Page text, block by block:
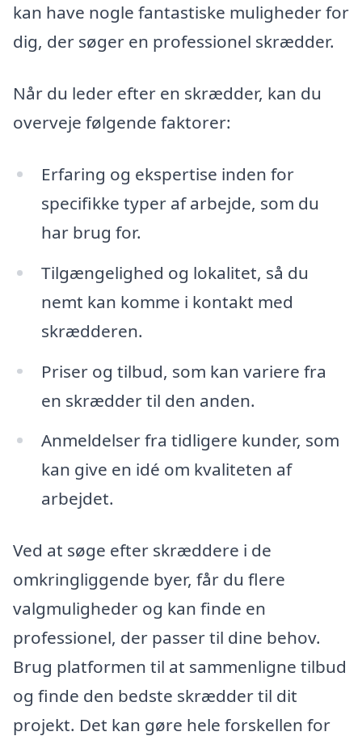
kan have nogle fantastiske muligheder for
dig, der søger en professionel skrædder.
Når du leder efter en skrædder, kan du
overveje følgende faktorer:
Erfaring og ekspertise inden for
specifikke typer af arbejde, som du
har brug for.
Tilgængelighed og lokalitet, så du
nemt kan komme i kontakt med
skrædderen.
Priser og tilbud, som kan variere fra
en skrædder til den anden.
Anmeldelser fra tidligere kunder, som
kan give en idé om kvaliteten af
arbejdet.
Ved at søge efter skræddere i de
omkringliggende byer, får du flere
valgmuligheder og kan finde en
professionel, der passer til dine behov.
Brug platformen til at sammenligne tilbud
og finde den bedste skrædder til dit
projekt. Det kan gøre hele forskellen for